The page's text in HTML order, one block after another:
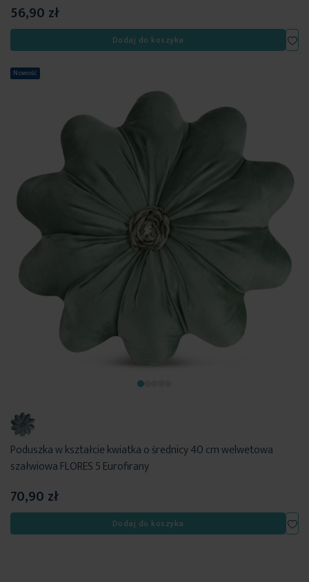
56,90 zł
Dodaj do koszyka
Nowość
Poduszka w kształcie kwiatka o średnicy 40 cm welwetowa
szałwiowa FLORES 5 Eurofirany
70,90 zł
Dodaj do koszyka